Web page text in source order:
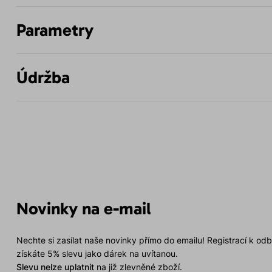
Parametry
Údržba
Novinky na e-mail
Nechte si zasílat naše novinky přímo do emailu! Registrací k
získáte 5% slevu jako dárek na uvítanou.
Slevu nelze uplatnitna již zlevněné zboží.